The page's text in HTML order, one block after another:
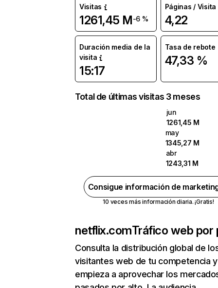
Visitas
1261,45 M-6 %
Páginas / Visita
4,22
Duración media de la
visita
15:17
Tasa de rebote
47,33 %
Total de últimas visitas 3 meses
jun
1261,45 M
may
1345,27 M
abr
1243,31 M
Consigue información de
10 veces más información diaria. ¡Gratis!
netflix.comTráfico web por
Consulta la distribución global de
visitantes web de tu competencia y
empieza a aprovechar los